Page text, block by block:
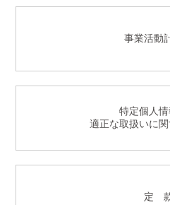
事業活動
特定個人
適正な取扱いに
定